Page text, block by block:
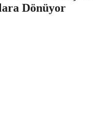
Dönüyor